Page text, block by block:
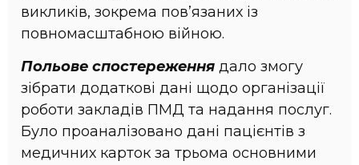
викликів, зокрема пов’язаних із
повномасштабною війною.
Польове спостереження дало змогу
зібрати додаткові дані щодо організації
роботи закладів ПМД та надання послуг.
Було проаналізовано дані пацієнтів з
медичних карток за трьома основними